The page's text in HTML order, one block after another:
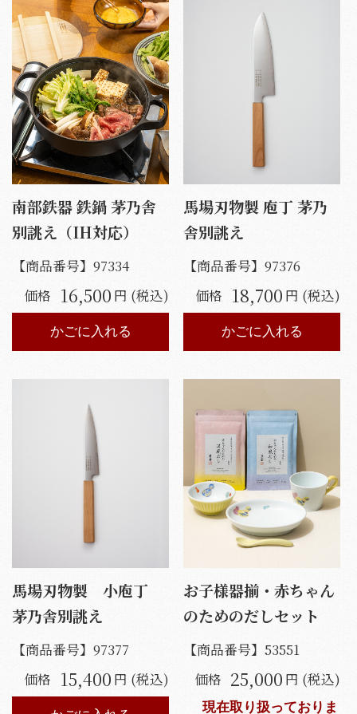
南部鉄器 鉄鍋 茅乃舎
別誂え（IH対応）
【商品番号】 97334
価格 16,500 円 (税込)
かごに入れる
馬場刃物製 庖丁 茅乃
舎別誂え
【商品番号】97376
価格 18,700 円 (税込)
かごに入れる
馬場刃物製 小庖丁
茅乃舎別誂え
【商品番号】 97377
価格 15,400 円 (税込)
お子様器揃・赤ちゃん
のためのだしセット
【商品番号】53551
価格 25,000 円 (税込)
現在取り扱っておりま